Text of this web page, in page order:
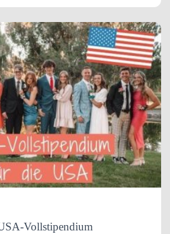
Vollstipendium